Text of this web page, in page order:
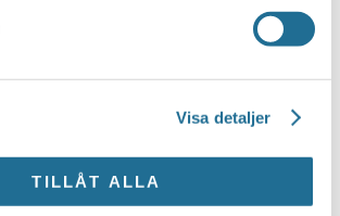
Visa detaljer
TILLÅT ALLA
translation to be 100 percent
is not responsible for any
performed by Google
Translate.